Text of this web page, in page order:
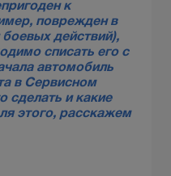
к
поврежден в
действий),
списать его с
автомобиль
в Сервисном
сделать и какие
этого, расскажем